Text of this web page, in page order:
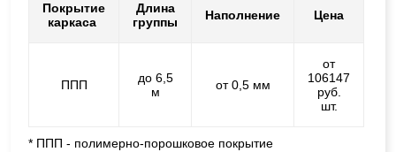
Покрытие
каркаса
Длина
группы
Наполнение Цена
ППП
до 6,5
м
от 0,5 мм
от
106147
руб.
шт.
* ППП - полимерно-порошковое покрытие